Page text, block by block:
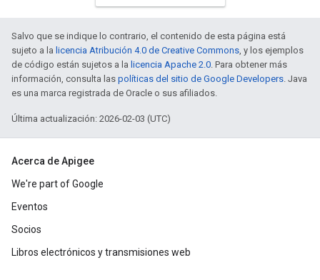
Salvo que se indique lo contrario, el contenido de esta página está
sujeto a la licencia Atribución 4.0 de Creative Commons, y los ejemplos
de código están sujetos a la licencia Apache 2.0. Para obtener más
información, consulta las políticas del sitio de Google Developers. Java
es una marca registrada de Oracle o sus afiliados.
Última actualización: 2026-02-03 (UTC)
Acerca de Apigee
We're part of Google
Eventos
Socios
Libros electrónicos y transmisiones web